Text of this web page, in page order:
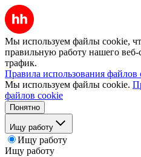
Мы используем файлы cookie,
правильную работу нашего веб-
трафик.
Правила использования файлов
Мы используем файлы cookie.
файлов cookie
Понятно
Ищу работу
Ищу работу
Ищу работу